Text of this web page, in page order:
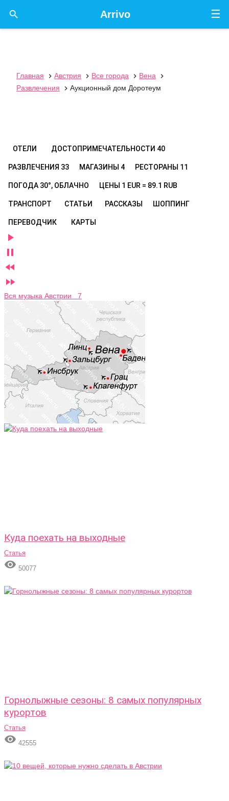
☰
Arrivo

Главная  Австрия  Все города  Вена

Развлечения
 Аукционный дом Доротеум
ОТЕЛИ ДОСТОПРИМЕЧАТЕЛЬНОСТИ 40
РАЗВЛЕЧЕНИЯ 33 МАГАЗИНЫ 4 РЕСТОРАНЫ 11
ПОГОДА 30°, ОБЛАЧНО ЦЕНЫ 1 EUR = 89.1 RUB
ТРАНСПОРТ СТАТЬИ РАССКАЗЫ ШОППИНГ
ПЕРЕВОДЧИК КАРТЫ




Вся музыка Австрии 7
Куда поехать на выходные
Статья
 50077
Горнолыжные сезоны: 8 самых популярных
курортов
Статья
 42555